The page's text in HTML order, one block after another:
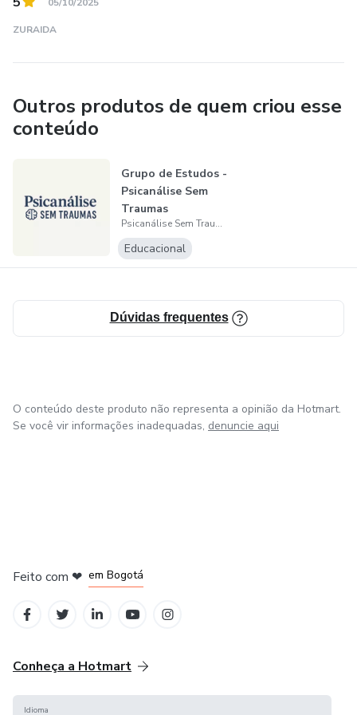
entrar no nosso Grupo VIP no WhatsApp:
ZURAIDA
Outros produtos de quem criou esse
conteúdo
Grupo de Estudos -
Psicanálise Sem
Traumas
Psicanálise Sem Traumas
Educacional
Dúvidas frequentes
O conteúdo deste produto não representa a opinião da Hotmart.
Se você vir informações inadequadas, denuncie aqui
Feito com ❤ em Bogotá
Conheça a Hotmart
Idioma